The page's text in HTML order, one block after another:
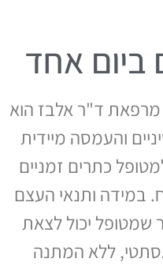
ביום אחד
ד"ר אלבז הוא
והעמסה מיידית
כתרים זמניים
במידה ותנאי העצם
יכול לצאת
ללא המתנה